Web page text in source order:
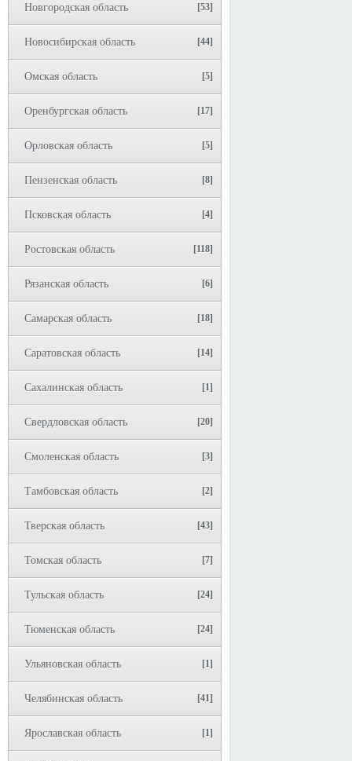
Новгородская область [53]
Новосибирская область [44]
Омская область [5]
Оренбургская область [17]
Орловская область [5]
Пензенская область [8]
Псковская область [4]
Ростовская область [118]
Рязанская область [6]
Самарская область [18]
Саратовская область [14]
Сахалинская область [1]
Свердловская область [20]
Смоленская область [3]
Тамбовская область [2]
Тверская область [43]
Томская область [7]
Тульская область [24]
Тюменская область [24]
Ульяновская область [1]
Челябинская область [41]
Ярославская область [1]